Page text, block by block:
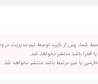
شما، پس از تایید توسط تیم مدیریت
افترا باشد منتشر نخواهد شد.
فارسی یا غیر مرتبط باشد منتشر نخواهد شد.